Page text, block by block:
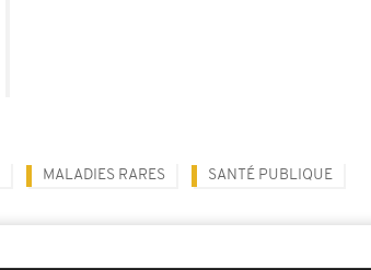
MALADIES RARES SANTÉ PUBLIQUE